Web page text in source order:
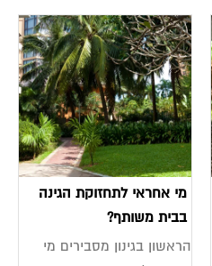
מי אחראי לתחזוקת הגינה
בבית משותף?
הראשון בגינון מסבירים מי